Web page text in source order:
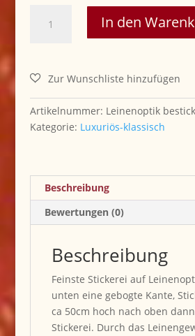
Plauen
Stickerei
Menge
In den
Artikelnummer: Leinenoptik
Kategorie: Luxuriös-klassisch
Beschreibung
Bewertungen (0)
Beschreibung
Feinste Stickerei auf
unten eine gebogte Kante,
ca 50cm hoch nach oben
Stickerei. Durch das